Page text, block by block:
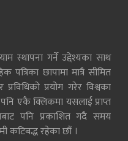
स्थापना गर्ने उद्देश्यका साथ
छापामा मात्रै सीमित
प्रयोग गरेर विश्वका
एकै क्लिकमा यसलाई प्राप्त
पनि प्रकाशित गदै समय
कटिबद्ध रहेका छौं ।